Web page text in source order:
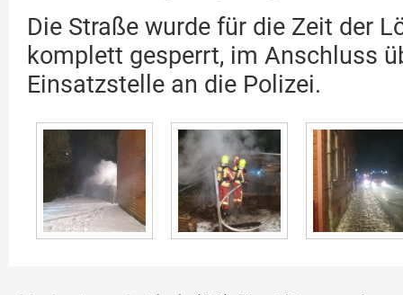
Die Straße wurde für die Zeit der
komplett gesperrt, im Anschluss
Einsatzstelle an die Polizei.